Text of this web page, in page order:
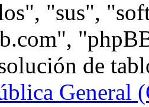
"sus",
de
General